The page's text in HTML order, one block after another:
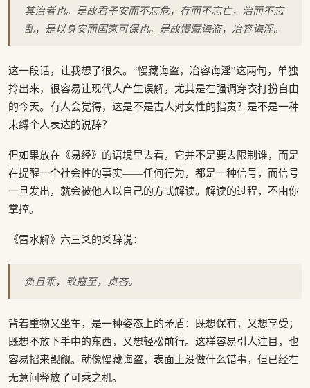
其治者也。是故君子安而不忘危，存而不忘亡，治而不忘
乱，是以身安而国家可保也。是故慢藏诲盗，冶容诲淫。
这一段话，让我想了很久。“慢藏诲盗，冶容诲淫”这两句，单独
拎出来，很容易让现代人产生误解，尤其是在强调穿衣打扮自由
的今天。有人会觉得，这是不是古人对女性的指责？是不是一种
束缚个人表达的说辞？
但如果放在《易经》的语境里去看，它并不是要去限制谁，而是
在提醒一个社会性的事实——任何行为，都是一种信号，而信号
一旦发出，就会被他人以自己的方式解读。解读的过程，不由你
掌控。
《雷水解》六三爻的爻辞说：
负且乘，致寇至，贞吝。
背着重物又坐车，是一种姿态上的矛盾：既想保有，又想享受；
既想不放下手中的东西，又想轻松前行。这样容易引人注目，也
容易招来觊觎。就像慢藏诲盗，表面上没做什么错事，但已经在
无意间释放了可乘之机。